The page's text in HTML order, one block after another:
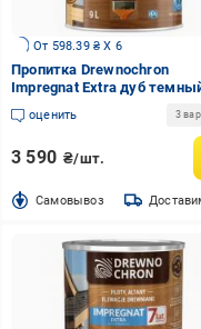
От 598.39 ₴ X 6
Пропитка Drewnochron
Impregnat Extra дуб
полумат 9 л
оценить 3
3 590 ₴/шт.
Cамовывоз